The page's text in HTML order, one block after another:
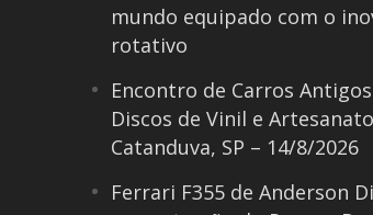
mundo equipado com o
rotativo
Encontro de Carros
Discos de Vinil e
Catanduva, SP – 14/8/2026
Ferrari F355 de Anderson